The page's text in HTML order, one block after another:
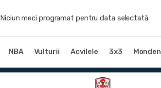
Niciun meci programat pentru data selectată.
NBA Vulturii Acvilele 3x3 Monden